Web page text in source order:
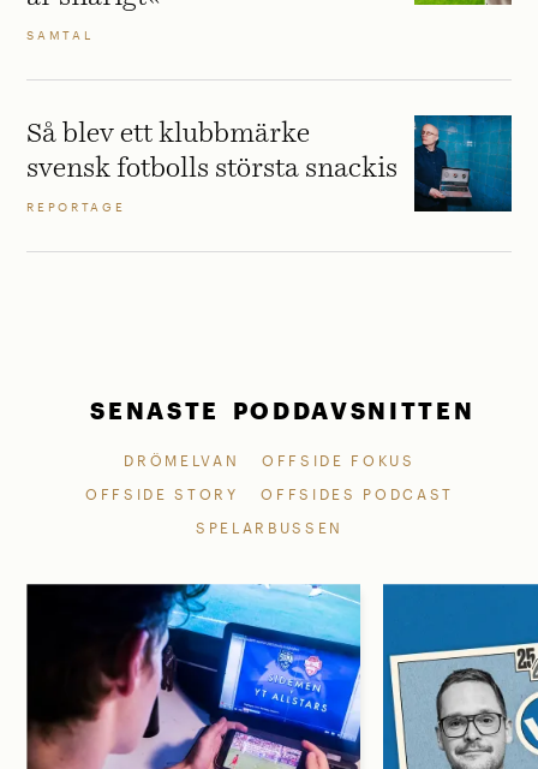
SAMTAL
Så blev ett klubbmärke
svensk fotbolls största snackis
REPORTAGE
SENASTE PODDAVSNITTEN
DRÖMELVAN
OFFSIDE FOKUS
OFFSIDE STORY
OFFSIDES PODCAST
SPELARBUSSEN